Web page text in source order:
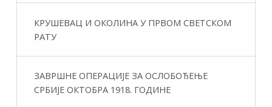
КРУШЕВАЦ И ОКОЛИНА У ПРВОМ СВЕТСКОМ
РАТУ
ЗАВРШНЕ ОПЕРАЦИЈЕ ЗА ОСЛОБОЂЕЊЕ
СРБИЈЕ ОКТОБРА 1918. ГОДИНЕ